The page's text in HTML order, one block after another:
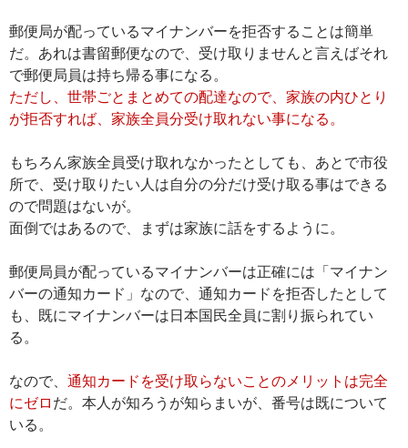
郵便局が配っているマイナンバーを拒否することは簡単
だ。あれは書留郵便なので、受け取りませんと言えばそれ
で郵便局員は持ち帰る事になる。
ただし、世帯ごとまとめての配達なので、家族の内ひとり
が拒否すれば、家族全員分受け取れない事になる。
もちろん家族全員受け取れなかったとしても、あとで市役
所で、受け取りたい人は自分の分だけ受け取る事はできる
ので問題はないが。
面倒ではあるので、まずは家族に話をするように。
郵便局員が配っているマイナンバーは正確には「マイナン
バーの通知カード」なので、通知カードを拒否したとして
も、既にマイナンバーは日本国民全員に割り振られてい
る。
なので、 通知カードを受け取らないことのメリットは完全
にゼロ だ。本人が知ろうが知らまいが、番号は既について
いる。